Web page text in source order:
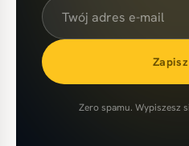
Zero spamu. Wypiszesz